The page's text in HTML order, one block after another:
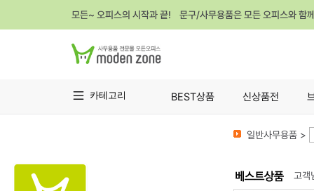
모든~ 오피스의 시작과 끝! 문구/사무용품은 모든 오피스와 함
카테고리 BEST상품 신상품전
일반사무용품 >
고객